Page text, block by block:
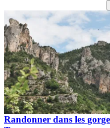
Randonner dans les